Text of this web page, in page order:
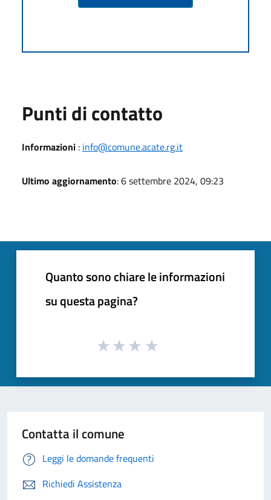
Punti di contatto
Informazioni : info@comune.acate.rg.it
Ultimo aggiornamento: 6 settembre 2024, 09:23
Quanto sono chiare le informazioni
su questa pagina?
Contatta il comune
Leggi le domande frequenti
Richiedi Assistenza